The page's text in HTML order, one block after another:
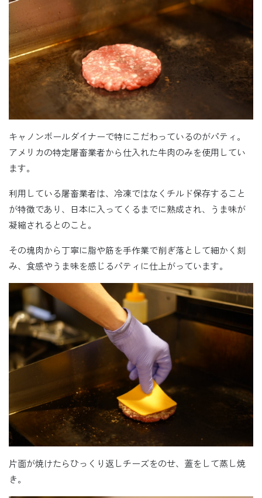
キャノンボールダイナーで特にこだわっているのがパティ。
アメリカの特定屠畜業者から仕入れた牛肉のみを使用してい
ます。
利用している屠畜業者は、冷凍ではなくチルド保存すること
が特徴であり、日本に入ってくるまでに熟成され、うま味が
凝縮されるとのこと。
その塊肉から丁寧に脂や筋を手作業で削ぎ落として細かく刻
み、食感やうま味を感じるパティに仕上がっています。
片面が焼けたらひっくり返しチーズをのせ、蓋をして蒸し焼
き。